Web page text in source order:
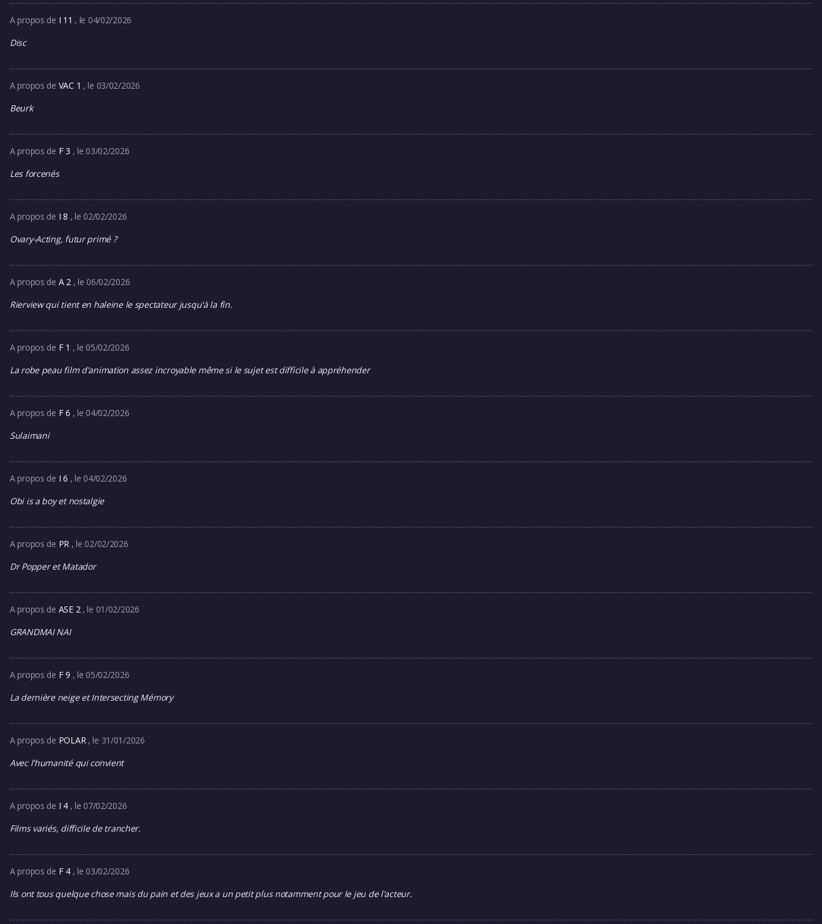
A propos de I 11 , le 04/02/2026
Disc
A propos de VAC 1 , le 03/02/2026
Beurk
A propos de F 3 , le 03/02/2026
Les forcenés
A propos de I 8 , le 02/02/2026
Ovary-Acting, futur primé ?
A propos de A 2 , le 06/02/2026
Rierview qui tient en haleine le spectateur jusqu'à la fin.
A propos de F 1 , le 05/02/2026
La robe peau film d'animation assez incroyable même si le sujet est difficile à appréhender
A propos de F 6 , le 04/02/2026
Sulaimani
A propos de I 6 , le 04/02/2026
Obi is a boy et nostalgie
A propos de PR , le 02/02/2026
Dr Popper et Matador
A propos de ASE 2 , le 01/02/2026
GRANDMAI NAI
A propos de F 9 , le 05/02/2026
La dernière neige et Intersecting Mémory
A propos de POLAR , le 31/01/2026
Avec l'humanité qui convient
A propos de I 4 , le 07/02/2026
Films variés, difficile de trancher.
A propos de F 4 , le 03/02/2026
Ils ont tous quelque chose mais du pain et des jeux a un petit plus notamment pour le jeu de l'acteur.